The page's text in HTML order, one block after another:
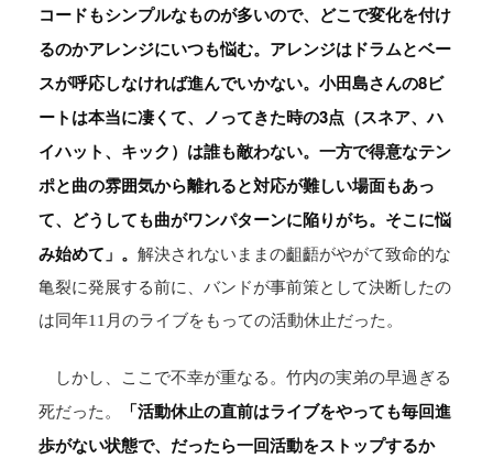
コードもシンプルなものが多いので、どこで変化を付け
るのかアレンジにいつも悩む。アレンジはドラムとベー
スが呼応しなければ進んでいかない。小田島さんの8ビ
ートは本当に凄くて、ノってきた時の3点（スネア、ハ
イハット、キック）は誰も敵わない。一方で得意なテン
ポと曲の雰囲気から離れると対応が難しい場面もあっ
て、どうしても曲がワンパターンに陥りがち。そこに悩
み始めて」。 解決されないままの齟齬がやがて致命的な
亀裂に発展する前に、バンドが事前策として決断したの
は同年11月のライブをもっての活動休止だった。
しかし、ここで不幸が重なる。竹内の実弟の早過ぎる
死だった。
「活動休止の直前はライブをやっても毎回進
歩がない状態で、だったら一回活動をストップするか